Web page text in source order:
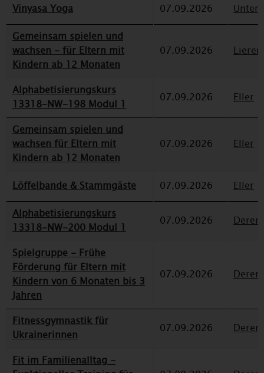
Vinyasa Yoga
07.09.2026
Gemeinsam spielen und
wachsen - für Eltern mit
Kindern ab 12 Monaten
07.09.2026
Alphabetisierungskurs
13318-NW-198 Modul 1
07.09.2026 Eller
Gemeinsam spielen und
wachsen für Eltern mit
Kindern ab 12 Monaten
07.09.2026 Eller
Löffelbande & Stammgäste 07.09.2026
Eller
Alphabetisierungskurs
13318-NW-200 Modul 1
07.09.2026
Spielgruppe - Frühe
Förderung für Eltern mit
Kindern von 6 Monaten bis 3
Jahren
07.09.2026
Fitnessgymnastik für
Ukrainerinnen
07.09.2026
Fit im Familienalltag -